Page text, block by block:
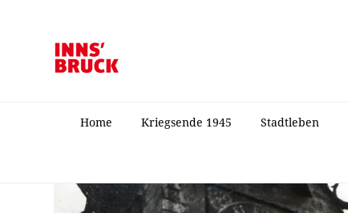
Home Kriegsende 1945 Stadtleben